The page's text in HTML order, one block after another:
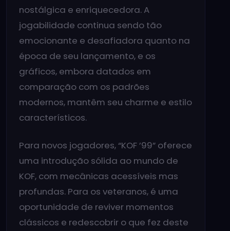
nostálgica e enriquecedora. A
jogabilidade continua sendo tão
emocionante e desafiadora quanto na
época de seu lançamento, e os
gráficos, embora datados em
comparação com os padrões
modernos, mantêm seu charme e estilo
característicos.
Para novos jogadores, “KOF ’99” oferece
uma introdução sólida ao mundo de
KOF, com mecânicas acessíveis mas
profundas. Para os veteranos, é uma
oportunidade de reviver momentos
clássicos e redescobrir o que fez deste